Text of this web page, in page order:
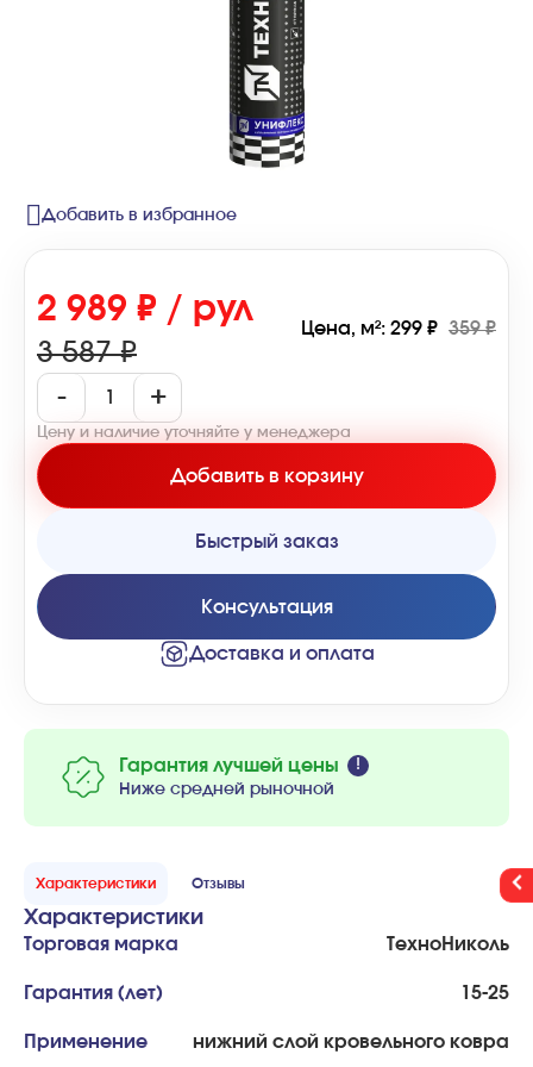
Добавить в избранное
Гарантия лучшей цены
Ниже средней рыночной
2 989 ₽ / рул
3 587 ₽
Цена, м²: 299 ₽ 359 ₽
- +
Цену и наличие уточняйте у менеджера
Добавить в корзину
Быстрый заказ
Консультация
Доставка и оплата
Характеристики Отзывы
Характеристики
Торговая марка ТехноНиколь
Гарантия (лет) 15-25
Применение нижний слой кровельного ковра